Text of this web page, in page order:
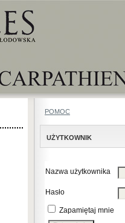
POMOC
UŻYTKOWNIK
Nazwa użytkownika
Hasło
Zapamiętaj mnie